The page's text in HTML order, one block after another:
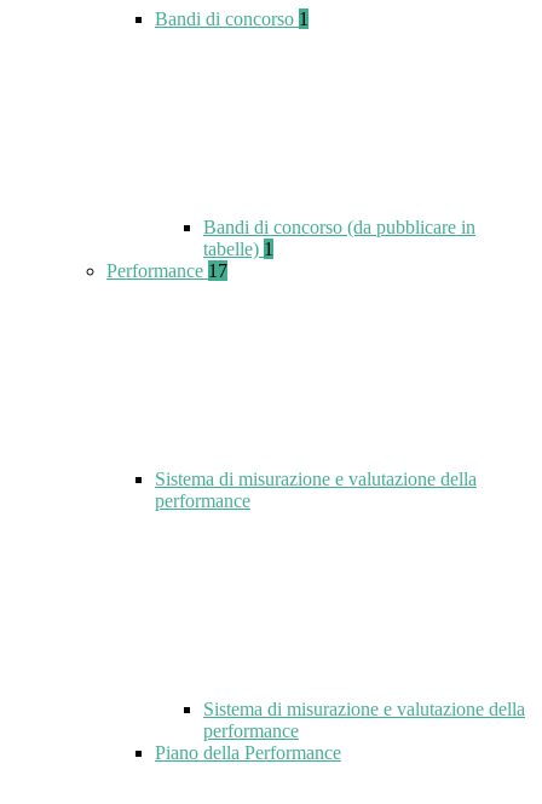
Bandi di concorso 1
Bandi di concorso (da pubblicare in
tabelle) 1
Performance 17
Sistema di misurazione e valutazione della
performance
Sistema di misurazione e valutazione della
performance
Piano della Performance